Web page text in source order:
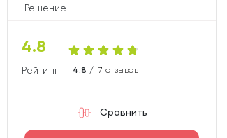
4.8
Рейтинг карты
4.8 / 7 отзывов
Решение
Сравнить